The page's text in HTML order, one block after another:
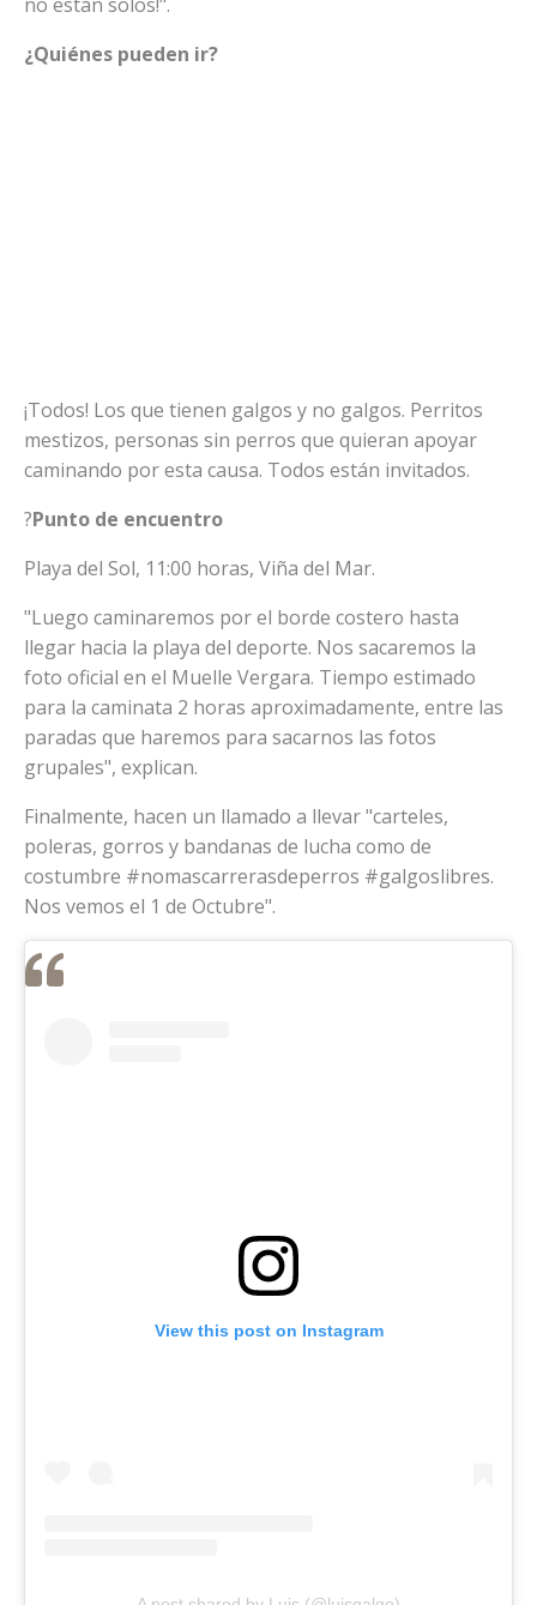
¿Quiénes pueden ir?
¡Todos! Los que tienen galgos y no galgos. Perritos
mestizos, personas sin perros que quieran apoyar
caminando por esta causa. Todos están invitados.
?Punto de encuentro
Playa del Sol, 11:00 horas, Viña del Mar.
"Luego caminaremos por el borde costero hasta
llegar hacia la playa del deporte. Nos sacaremos la
foto oficial en el Muelle Vergara. Tiempo estimado
para la caminata 2 horas aproximadamente, entre las
paradas que haremos para sacarnos las fotos
grupales", explican.
Finalmente, hacen un llamado a llevar "carteles,
poleras, gorros y bandanas de lucha como de
costumbre #nomascarrerasdeperros #galgoslibres.
Nos vemos el 1 de Octubre".
View this post on Instagram